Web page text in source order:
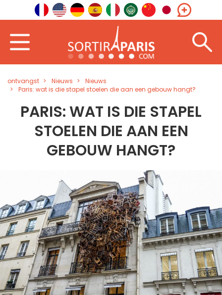
ontvangst Nieuws
Nieuws
Paris: wat is die stapel stoelen die aan een gebouw hangt?
PARIS: WAT IS DIE STAPEL
STOELEN DIE AAN EEN
GEBOUW HANGT?